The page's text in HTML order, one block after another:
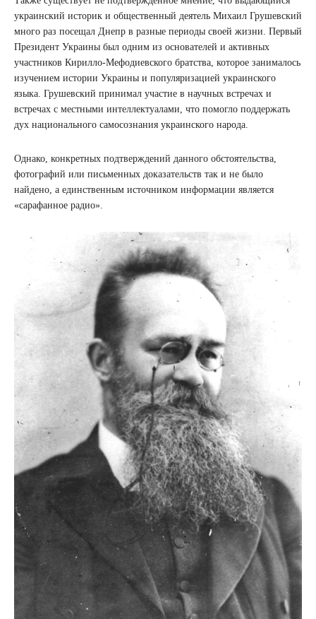
украинский историк и общественный деятель Михаил Грушевский
много раз посещал Днепр в разные периоды своей жизни. Первый
Президент Украины был одним из основателей и активных
участников Кирилло-Мефодиевского братства, которое занималось
изучением истории Украины и популяризацией украинского
языка. Грушевский принимал участие в научных встречах и
встречах с местными интеллектуалами, что помогло поддержать
дух национального самосознания украинского народа.
Однако, конкретных подтверждений данного обстоятельства,
фотографий или письменных доказательств так и не было
найдено, а единственным источником информации является
«сарафанное радио».